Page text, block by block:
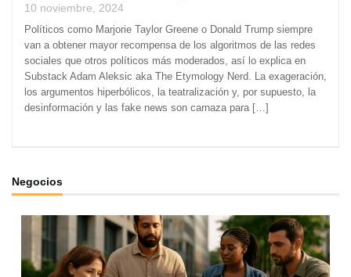
10 noviembre, 2024
Políticos como Marjorie Taylor Greene o Donald Trump siempre
van a obtener mayor recompensa de los algoritmos de las redes
sociales que otros políticos más moderados, así lo explica en
Substack Adam Aleksic aka The Etymology Nerd. La exageración,
los argumentos hiperbólicos, la teatralización y, por supuesto, la
desinformación y las fake news son carnaza para […]
Negocios